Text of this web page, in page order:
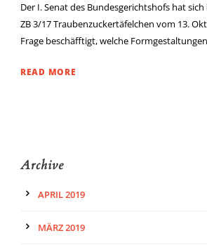
Der I. Senat des Bundesgerichtshofs hat sich
ZB 3/17 Traubenzuckertäfelchen vom 13.
Frage beschäfftigt, welche
READ MORE
Archive
APRIL 2019
MÄRZ 2019